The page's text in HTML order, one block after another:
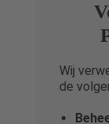
Wij
de